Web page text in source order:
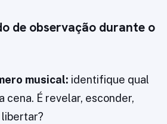
de observação durante o
musical: identifique qual
cena. É revelar, esconder,
libertar?